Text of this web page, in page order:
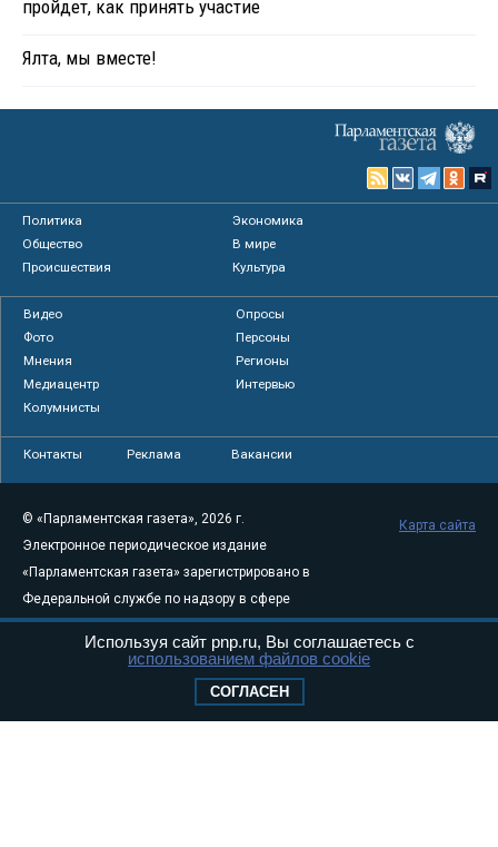
пройдет, как принять участие
Ялта, мы вместе!
Политика
Экономика
Общество
В мире
Происшествия
Культура
Видео
Опросы
Фото
Персоны
Мнения
Регионы
Медиацентр
Интервью
Колумнисты
Контакты Реклама Вакансии
© «Парламентская газета», 2026 г.
Электронное периодическое издание
«Парламентская газета» зарегистрировано в
Федеральной службе по надзору в сфере
связи, информационных технологий и
массовых коммуникаций (Роскомнадзор) 05
Свидетельство о регистрации Эл № ФС77-
Карта сайта
Используя сайт pnp.ru, Вы соглашаетесь с
использованием файлов cookie
СОГЛАСЕН